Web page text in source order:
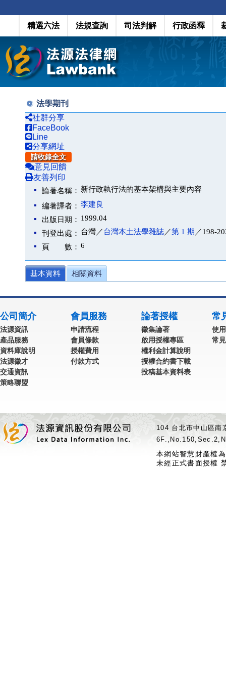
精選六法 法規查詢 司法判解 行政函釋
法學期刊
社群分享
FaceBook
Line
分享網址
請收錄全文
意見回饋
友善列印
論著名稱： 新行政執行法的基本架構與主要內容
編著譯者： 李建良
出版日期： 1999.04
刊登出處： 台灣／台灣本土法學雜誌／第 1 期 ／198-
頁 數： 6
基本資料 相關資料
公司簡介
法源資訊
產品服務
資料庫說明
法源徵才
交通資訊
策略聯盟
會員服務
申請流程
會員條款
授權費用
付款方式
論著授權
徵集論著
啟用授權專區
權利金計算說明
授權合約書下載
投稿基本資料表
常
使
常
104 台北市中山區
本網站智慧財產權
未經正式書面授權